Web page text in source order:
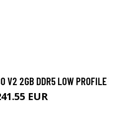
V2 2GB DDR5 LOW PROFILE
EUR